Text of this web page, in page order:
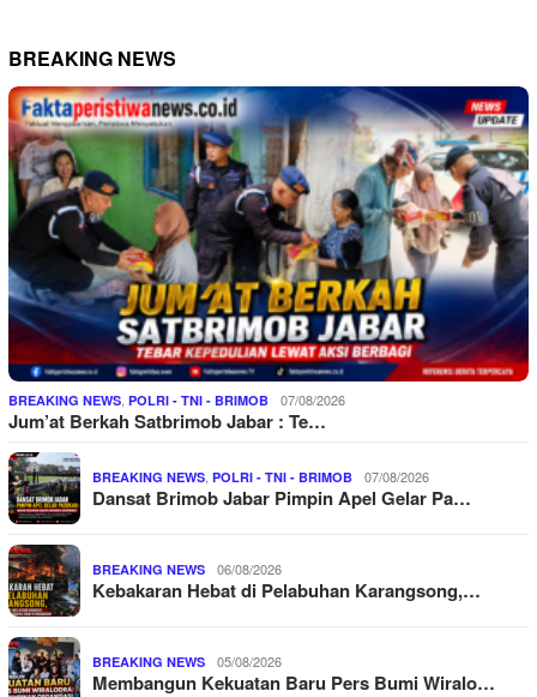
BREAKING NEWS
BREAKING NEWS POLRI - TNI - BRIMOB 07/08/2026
Jum’at Berkah Satbrimob Jabar : Te…
BREAKING NEWS POLRI - TNI - BRIMOB 07/08/2026
Dansat Brimob Jabar Pimpin Apel Gelar Pa…
BREAKING NEWS 06/08/2026
Kebakaran Hebat di Pelabuhan Karangsong,…
BREAKING NEWS 05/08/2026
Membangun Kekuatan Baru Pers Bumi Wiralo…